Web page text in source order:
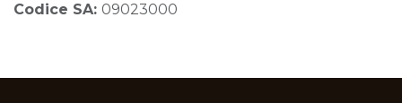
Codice SA: 09023000